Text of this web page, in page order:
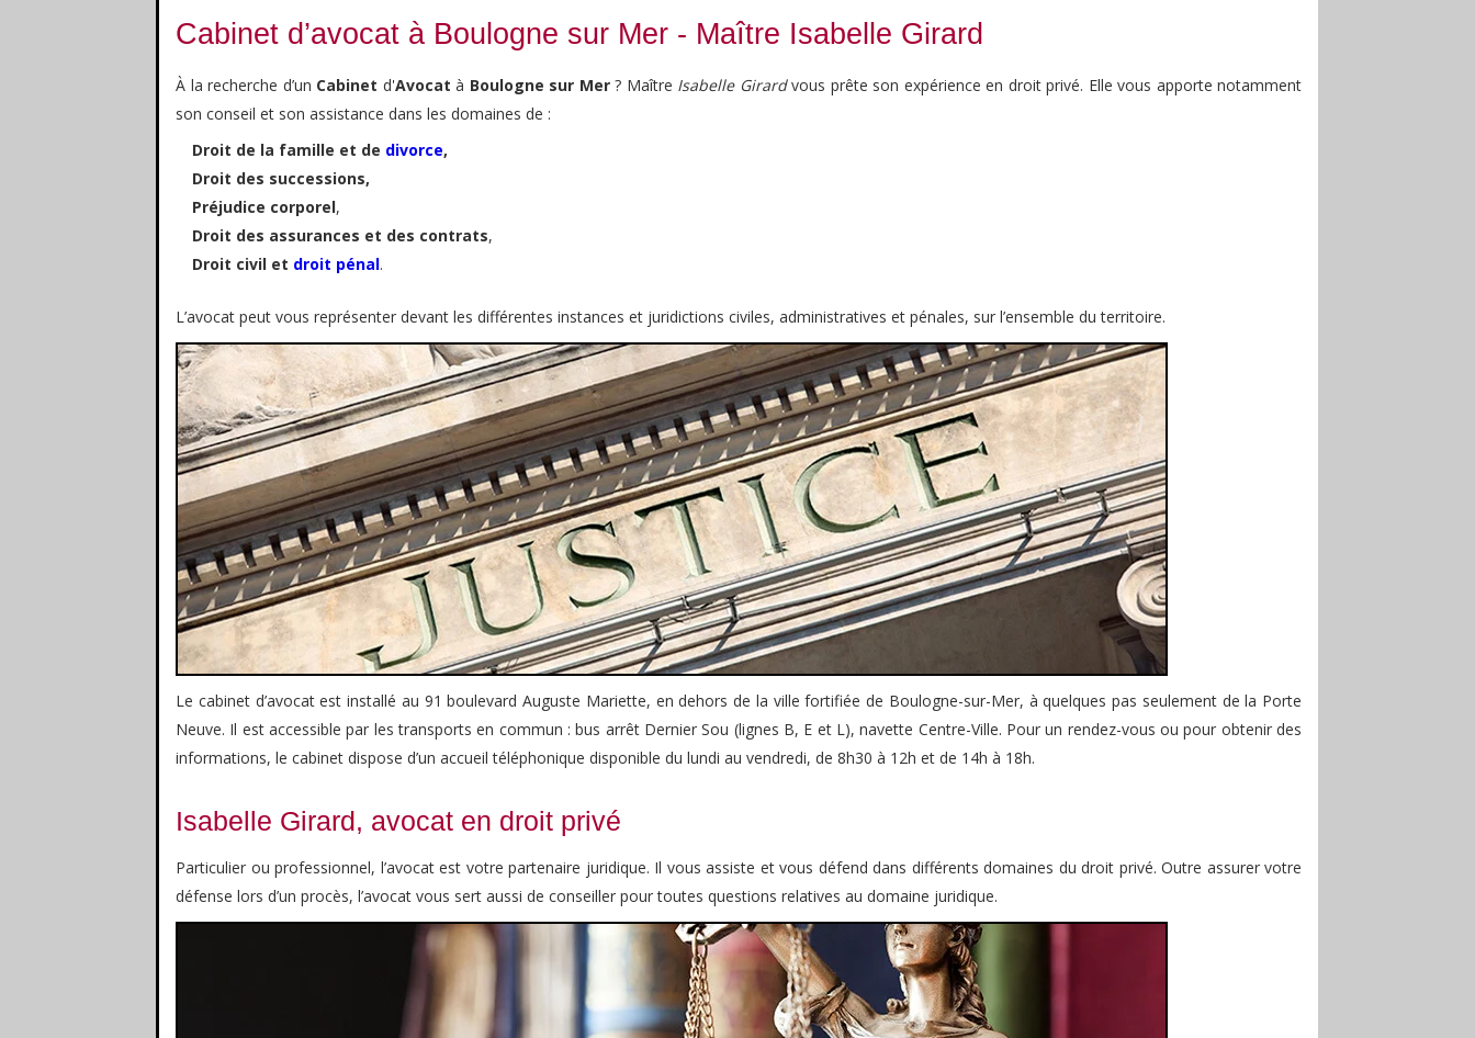
Cabinet d’avocat à Boulogne sur Mer - Maître Isabelle Girard
À la recherche d’un Cabinet d'Avocat à Boulogne sur Mer ? Maître Isabelle Girardvous prête son expérience en droit privé. Elle vous apporte notamment
son conseil et son assistance dans les domaines de :
Droit de la famille et de divorce,
Droit des successions,
Préjudice corporel,
Droit des assurances et des contrats,
Droit civil et droit pénal.
L’avocat peut vous représenter devant les différentes instances et juridictions civiles, administratives et pénales, sur l’ensemble du territoire.
Le cabinet d’avocat est installé au 91 boulevard Auguste Mariette, en dehors de la ville fortifiée de Boulogne-sur-Mer, à quelques pas seulement de la Porte
Neuve. Il est accessible par les transports en commun : bus arrêt Dernier Sou (lignes B, E et L), navette Centre-Ville. Pour un rendez-vous ou pour obtenir des
informations, le cabinet dispose d’un accueil téléphonique disponible du lundi au vendredi, de 8h30 à 12h et de 14h à 18h.
Isabelle Girard, avocat en droit privé
Particulier ou professionnel, l’avocat est votre partenaire juridique. Il vous assiste et vous défend dans différents domaines du droit privé. Outre assurer votre
défense lors d’un procès, l’avocat vous sert aussi de conseiller pour toutes questions relatives au domaine juridique.